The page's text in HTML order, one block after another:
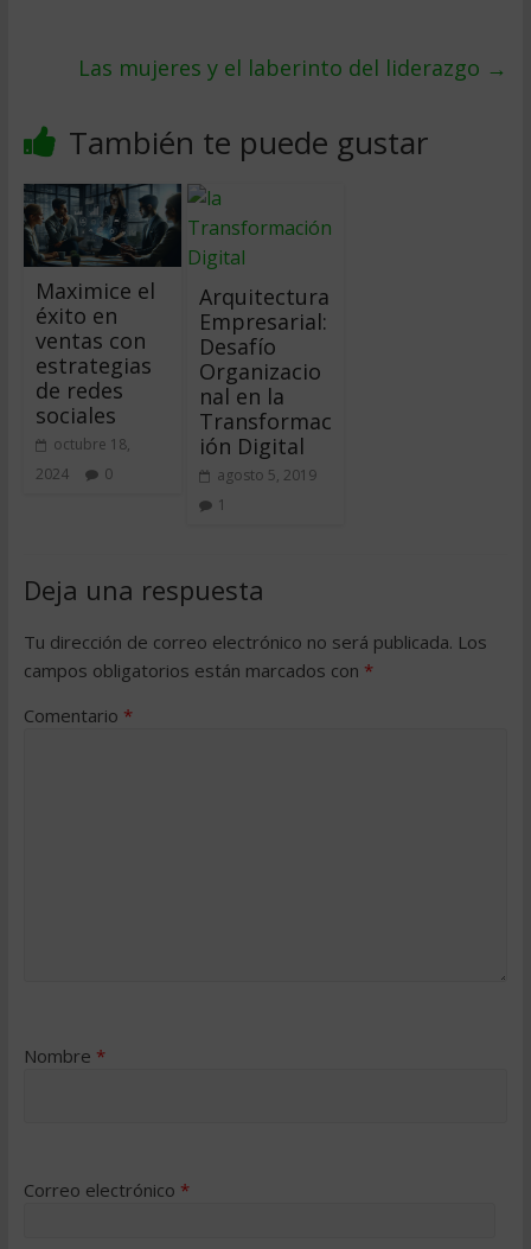
Las mujeres y el laberinto del liderazgo →
También te puede gustar
Maximice el
éxito en
ventas con
estrategias
de redes
sociales
octubre 18,
2024
0
Arquitectura
Empresarial:
Desafío
Organizacio
nal en la
Transformac
ión Digital
agosto 5, 2019
1
Deja una respuesta
Tu dirección de correo electrónico no será publicada. Los
campos obligatorios están marcados con *
Comentario *
Nombre *
Correo electrónico *